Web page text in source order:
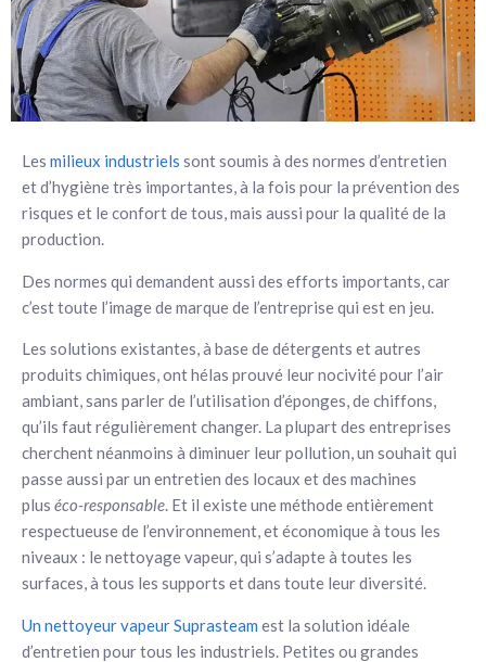
Les milieux industriels sont soumis à des normes d’entretien
et d’hygiène très importantes, à la fois pour la prévention des
risques et le confort de tous, mais aussi pour la qualité de la
production.
Des normes qui demandent aussi des efforts importants, car
c’est toute l’image de marque de l’entreprise qui est en jeu.
Les solutions existantes, à base de détergents et autres
produits chimiques, ont hélas prouvé leur nocivité pour l’air
ambiant, sans parler de l’utilisation d’éponges, de chiffons,
qu’ils faut régulièrement changer. La plupart des entreprises
cherchent néanmoins à diminuer leur pollution, un souhait qui
passe aussi par un entretien des locaux et des machines
plus éco-responsable. Et il existe une méthode entièrement
respectueuse de l’environnement, et économique à tous les
niveaux : le nettoyage vapeur, qui s’adapte à toutes les
surfaces, à tous les supports et dans toute leur diversité.
Un nettoyeur vapeur Suprasteam est la solution idéale
d’entretien pour tous les industriels. Petites ou grandes